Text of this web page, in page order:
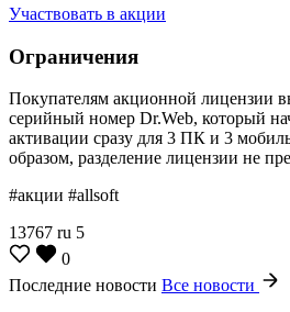
Участвовать в акции
Ограничения
Покупателям акционной лицензии
серийный номер Dr.Web, который
активации сразу для 3 ПК и 3
образом, разделение лицензии не
#акции #allsoft
13767 ru 5
0
Последние новости Все новости